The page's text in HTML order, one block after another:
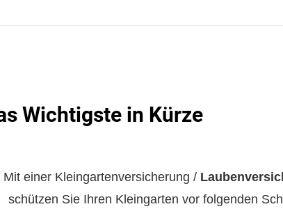
Wichtigste in Kürze
Mit einer Kleingartenversicherung /
schützen Sie Ihren Kleingarten vor folgenden